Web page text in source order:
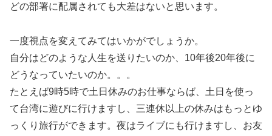
どの部署に配属されても大差はないと思います。
一度視点を変えてみてはいかがでしょうか。
自分はどのような人生を送りたいのか、10年後20年後に
どうなっていたいのか。。。
たとえば9時5時で土日休みのお仕事ならば、土日を使っ
て台湾に遊びに行けますし、三連休以上の休みはもっとゆ
っくり旅行ができます。夜はライブにも行けますし、お友